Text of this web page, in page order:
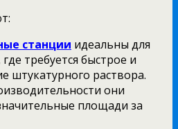
станции идеальны для
требуется быстрое и
штукатурного раствора.
они
площади за